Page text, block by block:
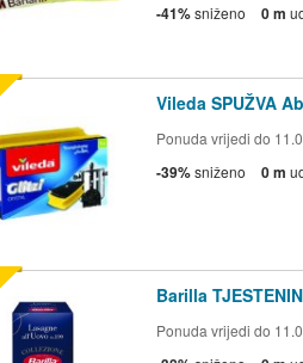
-41%sniženo 0 m
Vileda SPUŽVA
Ponuda vrijedi do
-39%sniženo 0 m
Barilla
Ponuda vrijedi do